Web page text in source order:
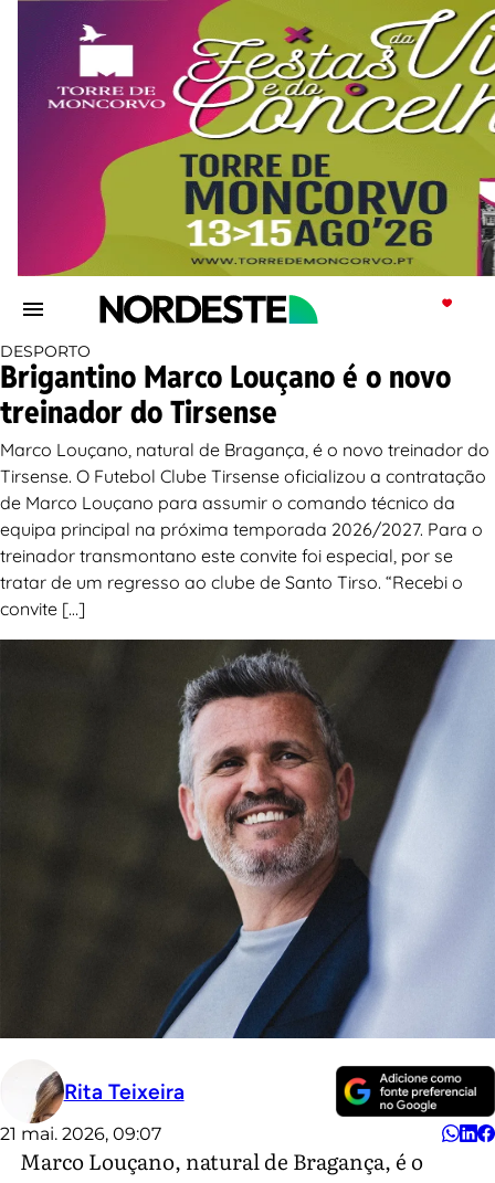
DESPORTO
Brigantino Marco Louçano é o novo
treinador do Tirsense
Marco Louçano, natural de Bragança, é o novo treinador do
Tirsense. O Futebol Clube Tirsense oficializou a contratação
de Marco Louçano para assumir o comando técnico da
equipa principal na próxima temporada 2026/2027. Para o
treinador transmontano este convite foi especial, por se
tratar de um regresso ao clube de Santo Tirso. “Recebi o
convite […]
Rita Teixeira
21 mai. 2026, 09:07
Marco Louçano, natural de Bragança, é o